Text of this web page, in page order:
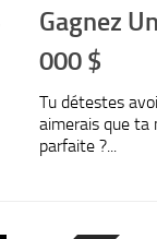
Gagnez
000 $
Tu détestes
aimerais que
parfaite ?...